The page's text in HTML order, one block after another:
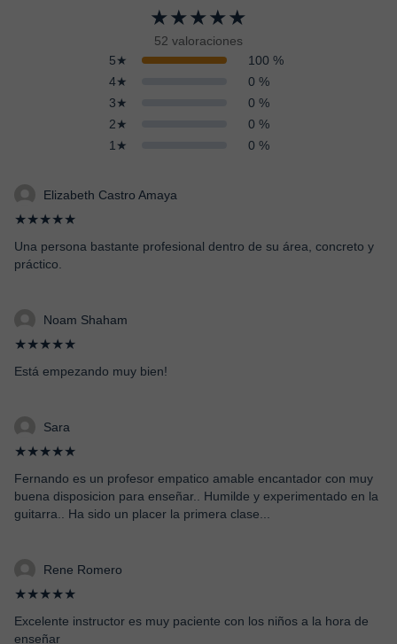
★★★★★
52 valoraciones
5★
100 %
4★
0 %
3★
0 %
2★
0 %
1★
0 %
Elizabeth Castro Amaya
★★★★★
Una persona bastante profesional dentro de su área, concreto y
práctico.
Noam Shaham
★★★★★
Está empezando muy bien!
Sara
★★★★★
Fernando es un profesor empatico amable encantador con muy
buena disposicion para enseñar.. Humilde y experimentado en la
guitarra.. Ha sido un placer la primera clase...
Rene Romero
★★★★★
Excelente instructor es muy paciente con los niños a la hora de
enseñar